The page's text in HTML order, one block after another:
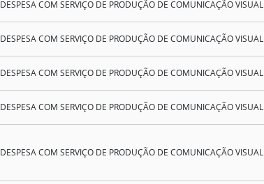
DESPESA COM SERVIÇO DE PRODUÇÃO DE COMUNICAÇÃO VISUAL
DESPESA COM SERVIÇO DE PRODUÇÃO DE COMUNICAÇÃO VISUAL
DESPESA COM SERVIÇO DE PRODUÇÃO DE COMUNICAÇÃO VISUAL
DESPESA COM SERVIÇO DE PRODUÇÃO DE COMUNICAÇÃO VISUAL
DESPESA COM SERVIÇO DE PRODUÇÃO DE COMUNICAÇÃO VISUAL